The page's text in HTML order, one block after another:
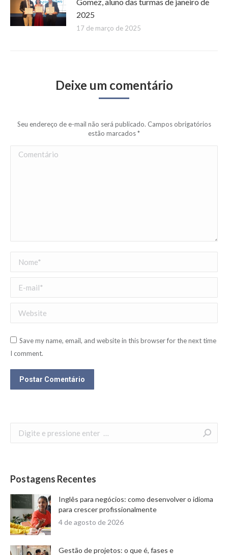
2025
17 de março de 2025
Deixe um comentário
Seu endereço de e-mail não será publicado. Campos obrigatórios
estão marcados*
Comentário
Nome *
E-mail *
Website
Save my name, email, and website in this browser for the next time
I comment.
Postar Comentário
Postagens Recentes
Inglês para negócios: como desenvolver o idioma
para crescer profissionalmente
4 de agosto de 2026
Gestão de projetos: o que é, fases e